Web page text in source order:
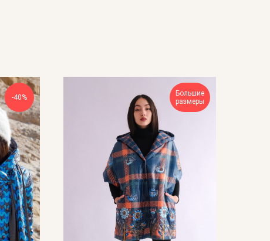
-40%
Большие
размеры